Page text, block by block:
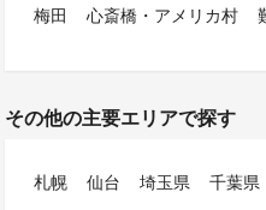
梅田 心斎橋・アメリカ村
その他の主要エリアで探す
札幌 仙台 埼玉県 千葉県